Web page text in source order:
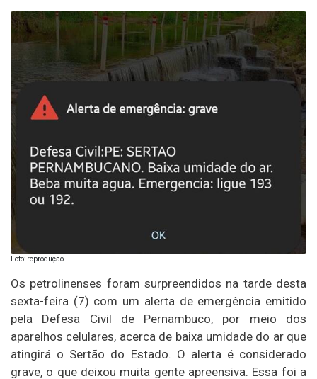
Foto: reprodução
Os petrolinenses foram surpreendidos na tarde desta
sexta-feira (7) com um alerta de emergência emitido
pela Defesa Civil de Pernambuco, por meio dos
aparelhos celulares, acerca de baixa umidade do ar que
atingirá o Sertão do Estado. O alerta é considerado
grave, o que deixou muita gente apreensiva. Essa foi a